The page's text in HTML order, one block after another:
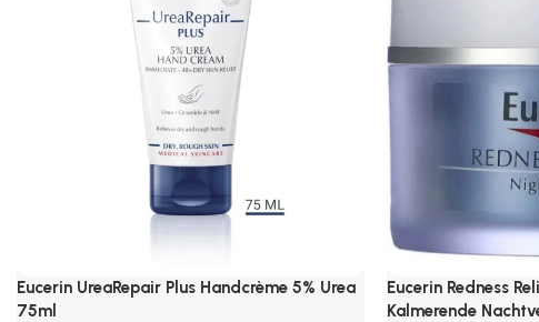
Eucerin UreaRepair Plus Handcrème 5% Urea
75ml
Eucerin Redness
Kalmerende